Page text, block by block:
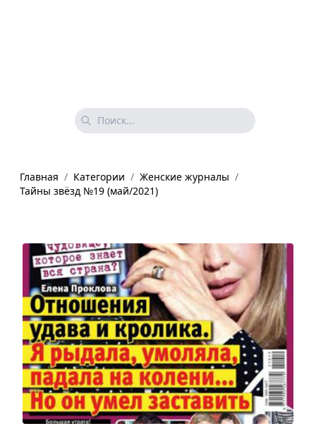
Главная / Категории / Женские журналы /
Тайны звёзд №19 (май/2021)